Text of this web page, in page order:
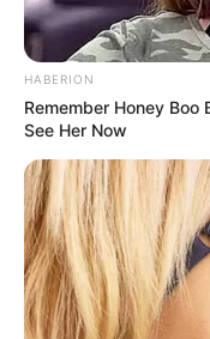
HABERION
Remember Honey Boo
See Her Now